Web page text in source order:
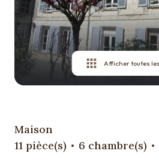
Afficher toutes
Maison
11 pièce(s)
6 chambre(s)